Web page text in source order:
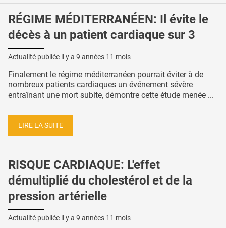
RÉGIME MÉDITERRANÉEN: Il évite le
décès à un patient cardiaque sur 3
Actualité publiée il y a 9 années 11 mois
Finalement le régime méditerranéen pourrait éviter à de
nombreux patients cardiaques un événement sévère
entraînant une mort subite, démontre cette étude menée ...
LIRE LA SUITE
RISQUE CARDIAQUE: L'effet
démultiplié du cholestérol et de la
pression artérielle
Actualité publiée il y a 9 années 11 mois